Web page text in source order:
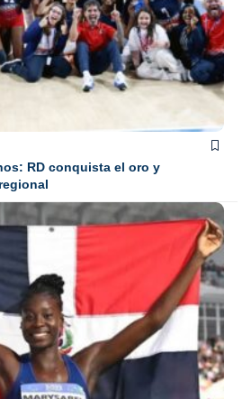
RD conquista el oro y